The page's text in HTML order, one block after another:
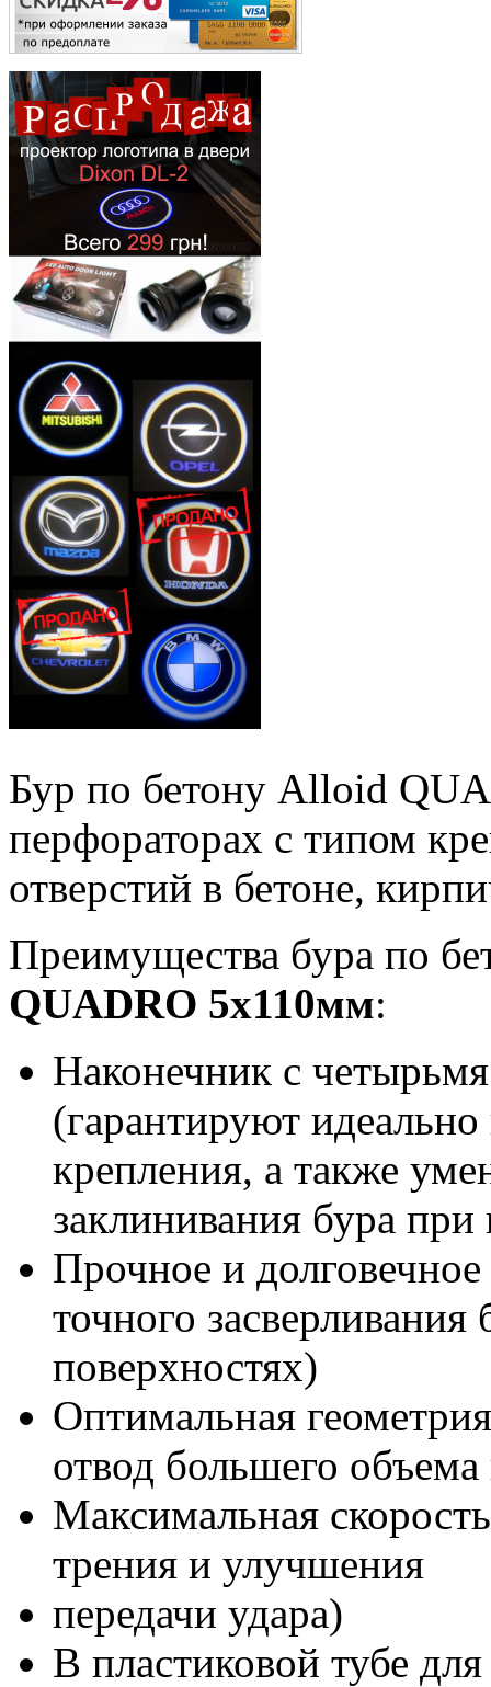
Бур по бетону Alloid
перфораторах с типом
отверстий в бетоне,
Преимущества бура по
QUADRO 5x110мм:
Наконечник с
(гарантируют
крепления, а также
заклинивания бура при
Прочное и
точного
поверхностях)
Оптимальная
отвод большего
Максимальная
трения и улучшения
передачи удара)
В пластиковой тубе для